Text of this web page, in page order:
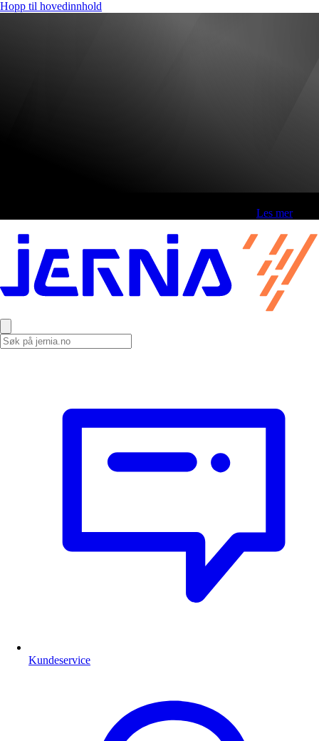
Hopp til hovedinnhold
Les mer
Kundeservice